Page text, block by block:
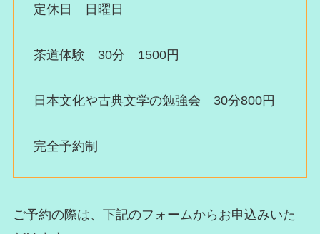
定休日 日曜日
茶道体験 30分 1500円
日本文化や古典文学の勉強会 30分800円
完全予約制
ご予約の際は、下記のフォームからお申込みいた